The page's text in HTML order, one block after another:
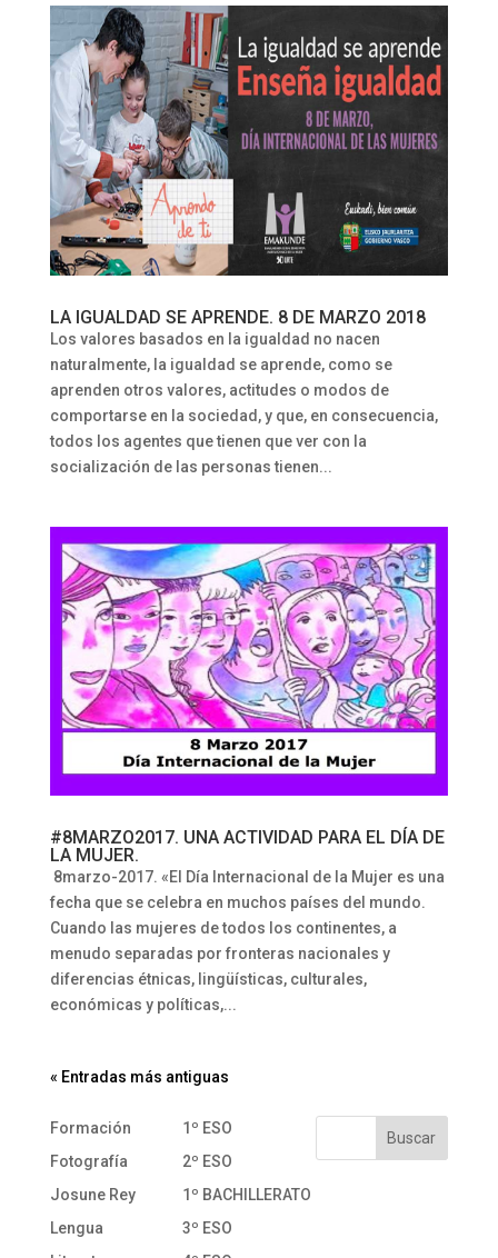
LA IGUALDAD SE APRENDE. 8 DE MARZO 2018
Los valores basados en la igualdad no nacen
naturalmente, la igualdad se aprende, como se
aprenden otros valores, actitudes o modos de
comportarse en la sociedad, y que, en consecuencia,
todos los agentes que tienen que ver con la
socialización de las personas tienen...
#8MARZO2017. UNA ACTIVIDAD PARA EL DÍA DE
LA MUJER.
8marzo-2017. «El Día Internacional de la Mujer es una
fecha que se celebra en muchos países del mundo.
Cuando las mujeres de todos los continentes, a
menudo separadas por fronteras nacionales y
diferencias étnicas, lingüísticas, culturales,
económicas y políticas,...
« Entradas más antiguas
Formación
Fotografía
Josune Rey
Lengua
1º ESO
2º ESO
1º BACHILLERATO
3º ESO